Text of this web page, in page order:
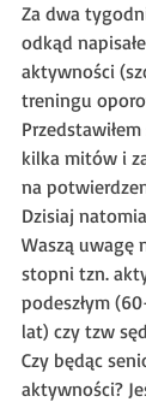
Za dwa
odkąd
aktywności
treningu
kilka mitów i
na
Dzisiaj
Waszą uwagę
stopni tzn.
podeszłym
lat) czy tzw
Czy będąc
aktywności?